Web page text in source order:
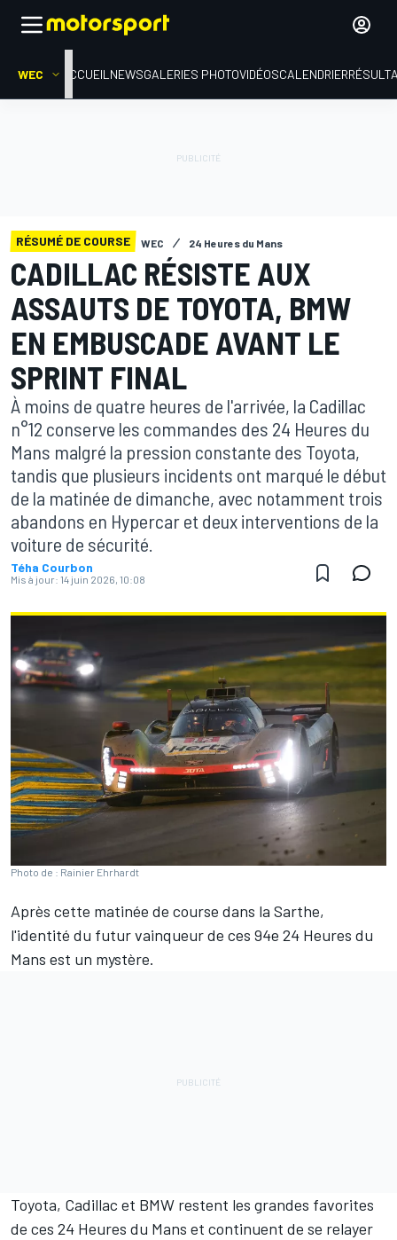
WEC ACCUEIL NEWSGALERIES PHOTOVIDÉOSCALENDRIER
RÉSUMÉ DE COURSE WEC 24 Heures du Mans
CADILLAC RÉSISTE AUX
ASSAUTS DE TOYOTA, BMW
EN EMBUSCADE AVANT LE
SPRINT FINAL
À moins de quatre heures de l'arrivée, la Cadillac
n°12 conserve les commandes des 24 Heures du
Mans malgré la pression constante des Toyota,
tandis que plusieurs incidents ont marqué le début
de la matinée de dimanche, avec notamment trois
abandons en Hypercar et deux interventions de la
voiture de sécurité.
Téha Courbon
Mis à jour: 14 juin 2026, 10:08
Photo de : Rainier Ehrhardt
Après cette matinée de course dans la Sarthe,
l'identité du futur vainqueur de ces 94e 24 Heures du
Mans est un mystère.
Toyota, Cadillac et BMW restent les grandes favorites
de ces 24 Heures du Mans et continuent de se relayer